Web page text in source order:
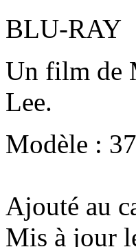
BLU-RAY
Un film de
Lee.
Modèle :
Ajouté au
Mis à jour